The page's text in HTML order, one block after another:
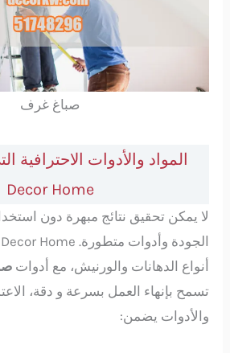
صباغ غرف
المواد والأدوات الاحترافية
Decor Home
لا يمكن تحقيق نتائج مبهرة دون
أنواع الدهانات والورنيش، مع أدوات
تسمح بإنهاء العمل بسرعة و دقة،
والأدوات يضمن: